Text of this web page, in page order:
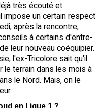
très écouté et
impose un certain respect
après la rencontre,
à certains d'entre-
leur nouveau coéquipier.
l'ex-Tricolore sait qu'il
le terrain dans les mois à
le Nord. Mais, on le